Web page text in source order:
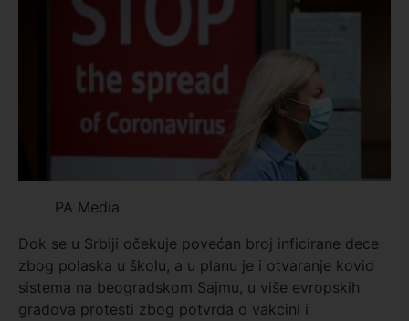
PA Media
Dok se u Srbiji očekuje povećan broj inficirane dece
zbog polaska u školu, a u planu je i otvaranje kovid
sistema na beogradskom Sajmu, u više evropskih
gradova protesti zbog potvrda o vakcini i